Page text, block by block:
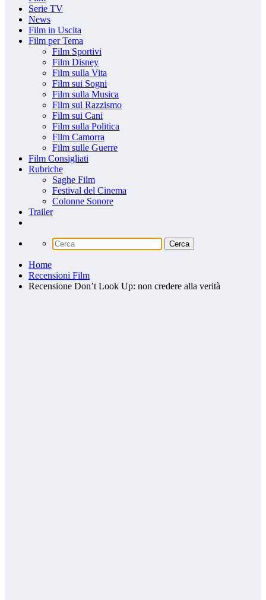
Serie TV
News
Film in Uscita
Film per Tema
Film Sportivi
Film Disney
Film sulla Vita
Film sui Sogni
Film sulla Musica
Film sul Razzismo
Film sui Cani
Film sulla Politica
Film Camorra
Film sulle Guerre
Film Consigliati
Rubriche
Saghe Film
Festival del Cinema
Colonne Sonore
Trailer
Home
Recensioni Film
Recensione Don’t Look Up: non credere alla verità